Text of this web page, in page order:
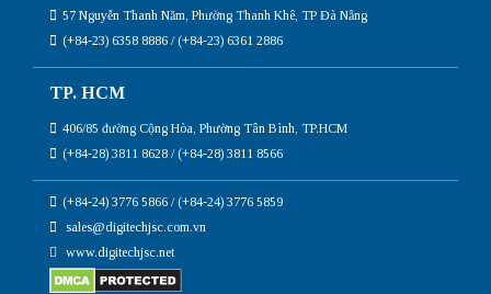
57 Nguyễn Thanh Năm, Phường Thanh Khê, TP Đà Nẵng
(+84-23) 6358 8886 / (+84-23) 6361 2886
TP. HCM
406/85 đường Cộng Hòa, Phường Tân Bình, TP.HCM
(+84-28) 3811 8628 / (+84-28) 3811 8566
(+84-24) 3776 5866 / (+84-24) 3776 5859
sales@digitechjsc.com.vn
www.digitechjsc.net